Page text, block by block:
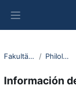
Fakultäten Philologie
Información